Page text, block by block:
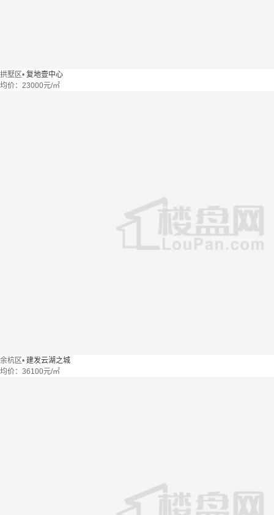
拱墅区• 复地壹中心
均价： 23000元/㎡
余杭区• 建发云湖之城
均价： 36100元/㎡